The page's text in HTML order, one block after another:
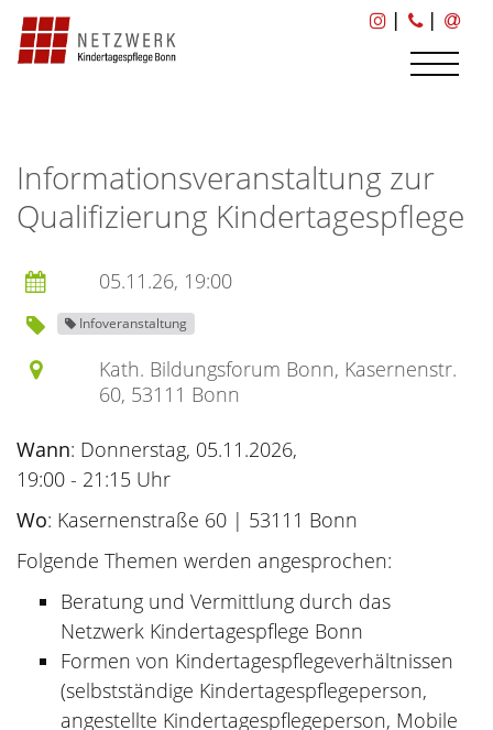
| |
Informationsveranstaltung zur
Qualifizierung Kindertagespflege
05.11.26, 19:00
Infoveranstaltung
Kath. Bildungsforum Bonn, Kasernenstr.
60, 53111 Bonn
Wann: Donnerstag, 05.11.2026,
19:00 - 21:15 Uhr
Wo: Kasernenstraße 60 | 53111 Bonn
Folgende Themen werden angesprochen:
Beratung und Vermittlung durch das
Netzwerk Kindertagespflege Bonn
Formen von Kindertagespflegeverhältnissen
(selbstständige Kindertagespflegeperson,
angestellte Kindertagespflegeperson, Mobile